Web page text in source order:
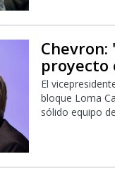
proyecto
El
bloque Loma
sólido equipo